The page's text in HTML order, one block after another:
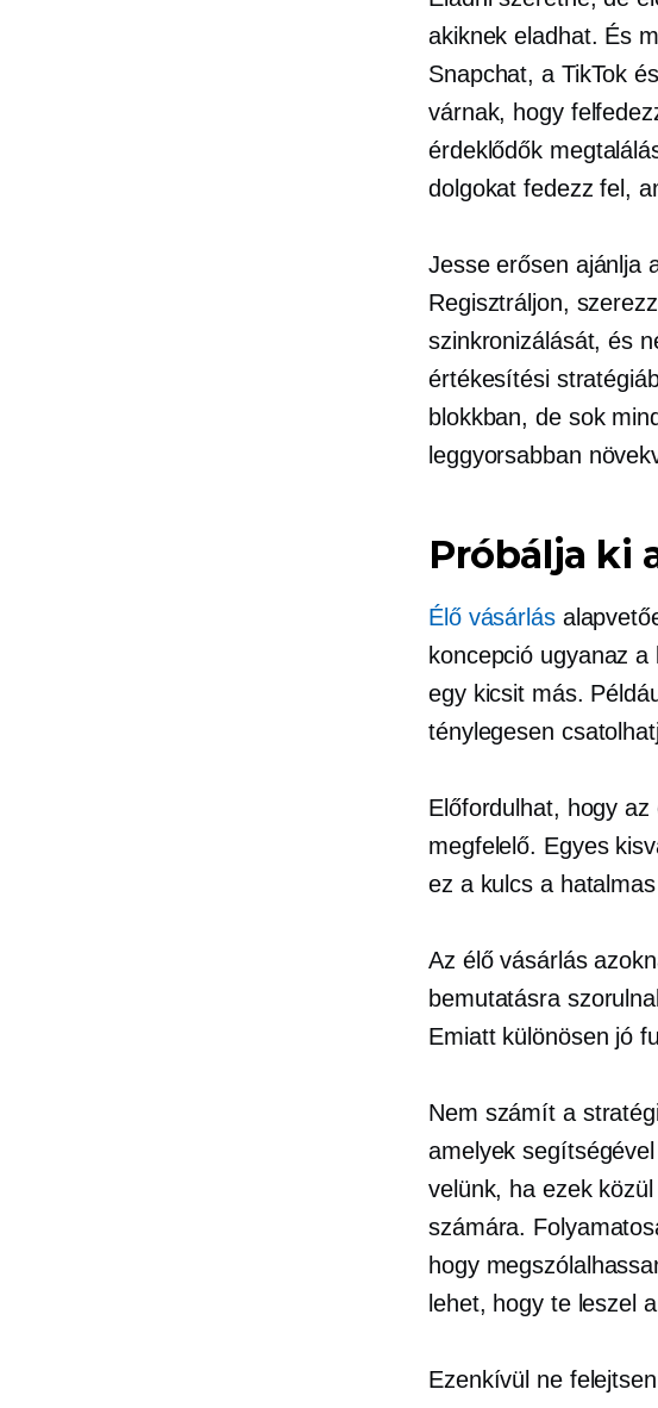
akiknek eladhat. És
Snapchat, a TikTok
várnak, hogy
érdeklődők
dolgokat fedezz fel,
Jesse erősen ajánlja
Regisztráljon,
szinkronizálását, és
értékesítési
blokkban, de sok
leggyorsabban
Próbálja ki
Élő vásárlás
koncepció ugyanaz
egy kicsit más.
ténylegesen
Előfordulhat, hogy
megfelelő. Egyes
ez a kulcs a
Az élő vásárlás
bemutatásra
Emiatt különösen jó
Nem számít a
amelyek
velünk, ha ezek
számára.
hogy
lehet, hogy te leszel
Ezenkívül ne